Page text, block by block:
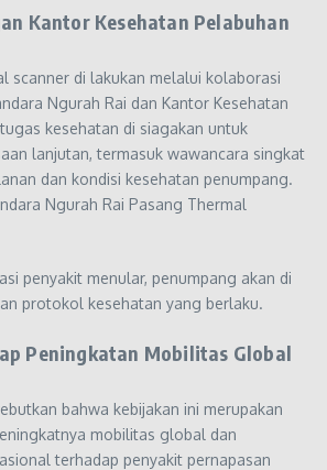
Kantor Kesehatan Pelabuhan
scanner di lakukan melalui kolaborasi
Ngurah Rai dan Kantor Kesehatan
kesehatan di siagakan untuk
lanjutan, termasuk wawancara singkat
dan kondisi kesehatan penumpang.
Ngurah Rai Pasang Thermal
penyakit menular, penumpang akan di
protokol kesehatan yang berlaku.
Peningkatan Mobilitas Global
bahwa kebijakan ini merupakan
mobilitas global dan
terhadap penyakit pernapasan